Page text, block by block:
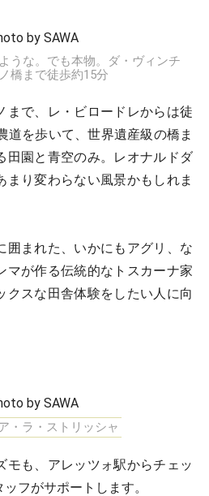
うな。でも本物。ダ・ヴィンチ
橋まで徒歩約15分
まで、レ・ビロードレからは徒
道を歩いて、世界遺産級の橋ま
田園と青空のみ。レオナルドダ
まり変わらない風景かもしれま
囲まれた、いかにもアグリ、な
マが作る伝統的なトスカーナ家
クスな田舎体験をしたい人に向
・ラ・ストリッシャ
モも、アレッツォ駅からチェッ
フがサポートします。